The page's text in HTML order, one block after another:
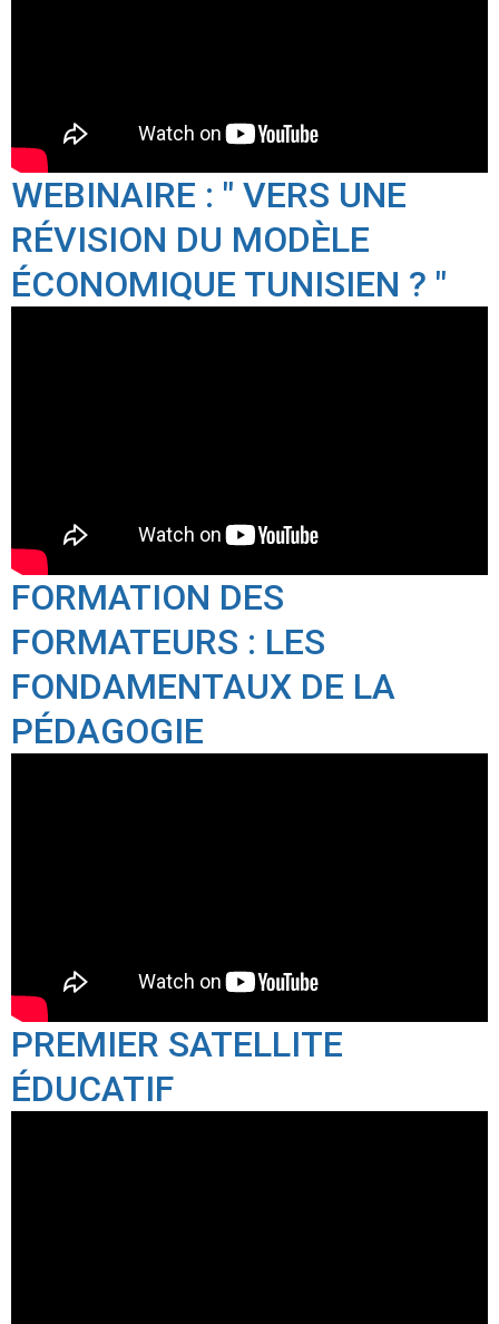
WEBINAIRE : " VERS UNE
RÉVISION DU MODÈLE
ÉCONOMIQUE TUNISIEN ? "
FORMATION DES
FORMATEURS : LES
FONDAMENTAUX DE LA
PÉDAGOGIE
PREMIER SATELLITE
ÉDUCATIF